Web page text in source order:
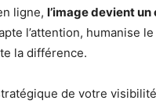
ligne, l’image devient
l’attention,
la différence.
de votre